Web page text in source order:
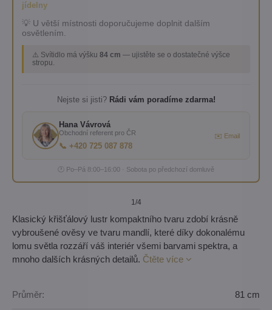
jídelny
💡 U větší místnosti doporučujeme doplnit dalším
osvětlením.
⚠️ Svítidlo má výšku 84 cm — ujistěte se o dostatečné výšce
stropu.
Nejste si jisti? Rádi vám poradíme zdarma!
Hana Vávrová
Obchodní referent pro ČR
📞 +420 725 087 878
✉️ Email
🕐 Po–Pá 8:00–16:00 · Sobota po předchozí domluvě
1/4
Klasický křišťálový lustr kompaktního tvaru zdobí krásně
vybroušené ověsy ve tvaru mandlí, které díky dokonalému
lomu světla rozzáří váš interiér všemi barvami spektra, a
mnoho dalších krásných detailů. Čtěte více
Průměr: 81 cm